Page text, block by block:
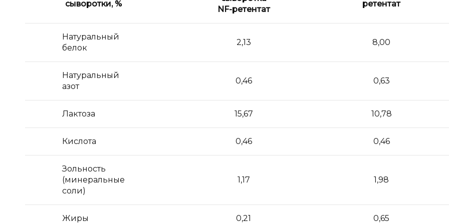
сыворотки, %
NF-ретентат
ретентат
Натуральный
белок
2,13 8,00
Натуральный
азот
0,46 0,63
Лактоза 15,67 10,78
Кислота 0,46 0,46
Зольность
(минеральные
соли)
1,17 1,98
Жиры 0,21 0,65